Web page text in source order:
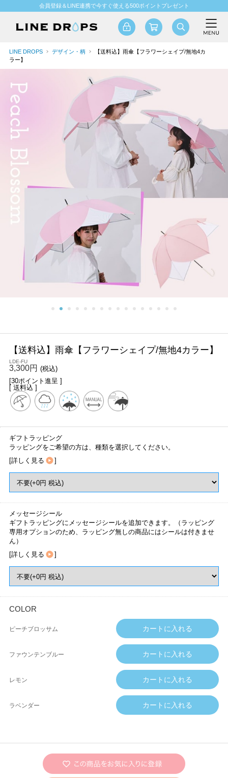
会員登録＆LINE連携で今すぐ使える500ポイントプレゼント
LINE DROPS デザイン・柄
【送料込】雨傘【フラワーシェイプ/無地4カ
ラー】
【送料込】雨傘【フラワーシェイプ/無地4カラー】
LDE-FU
3,300円 (税込)
[30ポイント進呈 ]
[ 送料込 ]
ギフトラッピング
ラッピングをご希望の方は、種類を選択してください。
[詳しく見る ]
メッセージシール
ギフトラッピングにメッセージシールを追加できます。（ラッピング
専用オプションのため、ラッピング無しの商品にはシールは付きませ
ん）
[詳しく見る ]
COLOR
ピーチブロッサム
ファウンテンブルー
レモン
ラベンダー